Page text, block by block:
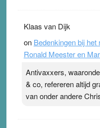
Klaas van Dijk
on Bedenkingen bij
Ronald Meester en
Antivaxxers,
& co, refereren altijd
van onder andere